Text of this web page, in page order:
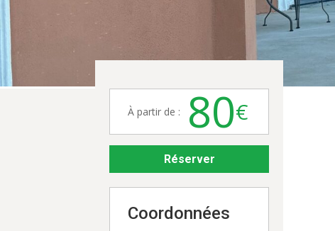
À partir de : 80€
Réserver
Coordonnées